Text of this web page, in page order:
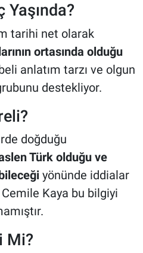
Yaşında?
tarihi net olarak
ortasında olduğu
anlatım tarzı ve olgun
destekliyor.
doğduğu
Türk olduğu ve
yönünde iddialar
Kaya bu bilgiyi
Mi?